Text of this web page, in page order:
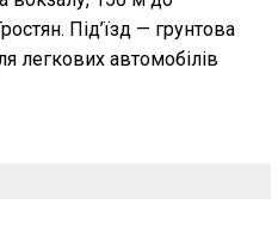
Під’їзд — грунтова
легкових автомобілів